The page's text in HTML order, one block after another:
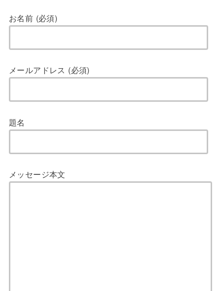
お名前 (必須)
メールアドレス (必須)
題名
メッセージ本文